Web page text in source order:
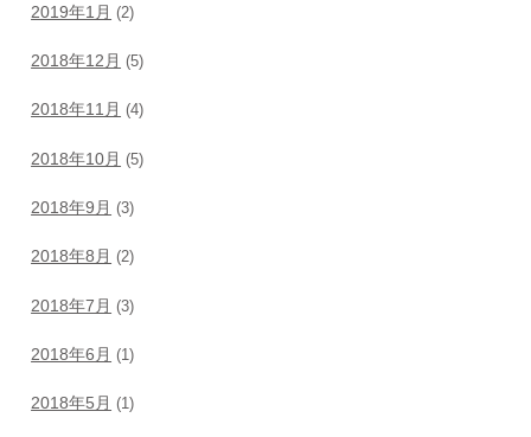
2019年1月 (2)
2018年12月 (5)
2018年11月 (4)
2018年10月 (5)
2018年9月 (3)
2018年8月 (2)
2018年7月 (3)
2018年6月 (1)
2018年5月 (1)